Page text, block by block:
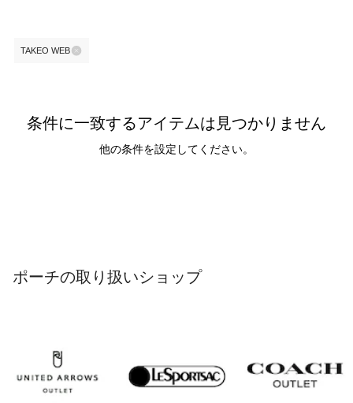
TAKEO WEB
条件に一致するアイテムは見つかりません
他の条件を設定してください。
ポーチの取り扱いショップ